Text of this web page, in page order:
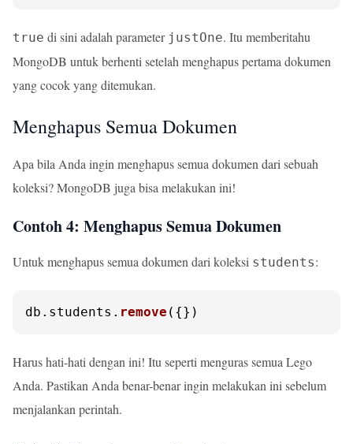
true di sini adalah parameter justOne. Itu memberitahu
MongoDB untuk berhenti setelah menghapus pertama dokumen
yang cocok yang ditemukan.
Menghapus Semua Dokumen
Apa bila Anda ingin menghapus semua dokumen dari sebuah
koleksi? MongoDB juga bisa melakukan ini!
Contoh 4: Menghapus Semua Dokumen
Untuk menghapus semua dokumen dari koleksi students:
db. students . remove ({})
Harus hati-hati dengan ini! Itu seperti menguras semua Lego
Anda. Pastikan Anda benar-benar ingin melakukan ini sebelum
menjalankan perintah.